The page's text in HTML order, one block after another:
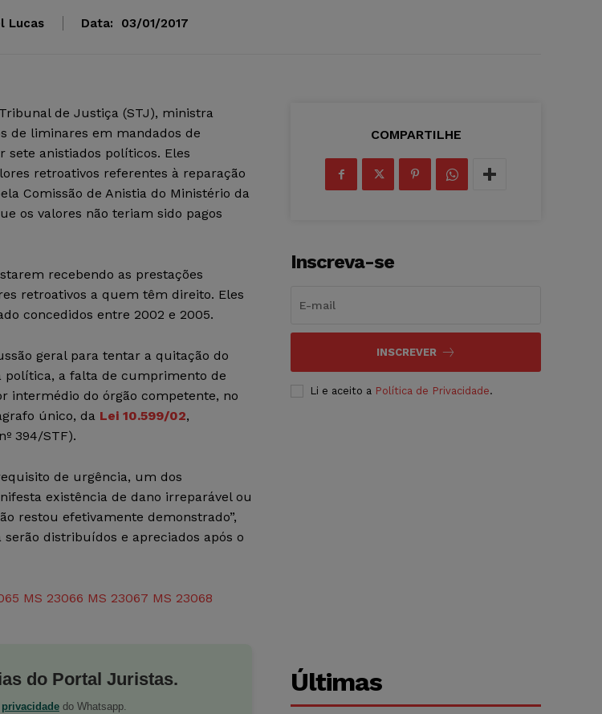
Lucas Data: 03/01/2017
de Justiça (STJ), ministra
de liminares em mandados de
anistiados políticos. Eles
retroativos referentes à reparação
Comissão de Anistia do Ministério da
os valores não teriam sido pagos
recebendo as prestações
retroativos a quem têm direito. Eles
concedidos entre 2002 e 2005.
geral para tentar a quitação do
política, a falta de cumprimento de
intermédio do órgão competente, no
único, da Lei 10.599/02,
394/STF).
de urgência, um dos
existência de dano irreparável ou
restou efetivamente demonstrado”,
distribuídos e apreciados após o
MS 23066 MS 23067 MS 23068
do Portal Juristas.
privacidade do Whatsapp.
COMPARTILHE
Inscreva-se
INSCREVER
Li e aceito a Política de Privacidade.
Últimas